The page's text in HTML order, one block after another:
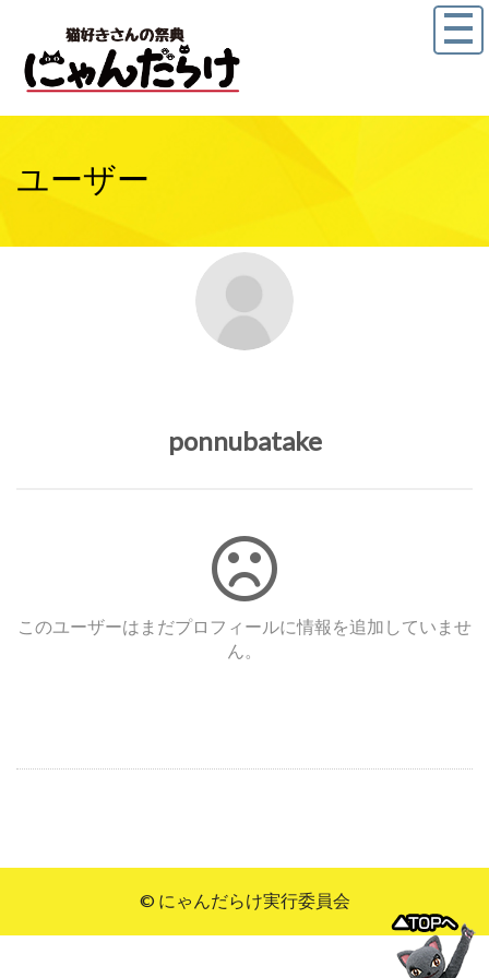
ユーザー
ponnubatake
このユーザーはまだプロフィールに情報を追加していませ
ん。
© にゃんだらけ実行委員会